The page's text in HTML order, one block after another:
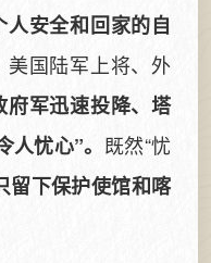
安全和回家的自
美国陆军上将、外
府军迅速投降、塔
忧心”。 既然“忧
留下保护使馆和喀